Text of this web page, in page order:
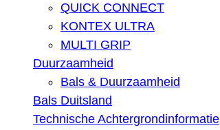
QUICK CONNECT
KONTEX ULTRA
MULTI GRIP
Duurzaamheid
Bals & Duurzaamheid
Bals Duitsland
Technische Achtergrondinformatie